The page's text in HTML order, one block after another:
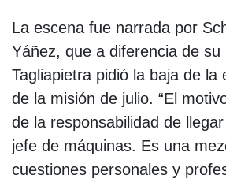
La escena fue narrada por
Yáñez, que a diferencia de su
Tagliapietra pidió la baja de la
de la misión de julio. “El
de la responsabilidad de
jefe de máquinas. Es una
cuestiones personales y